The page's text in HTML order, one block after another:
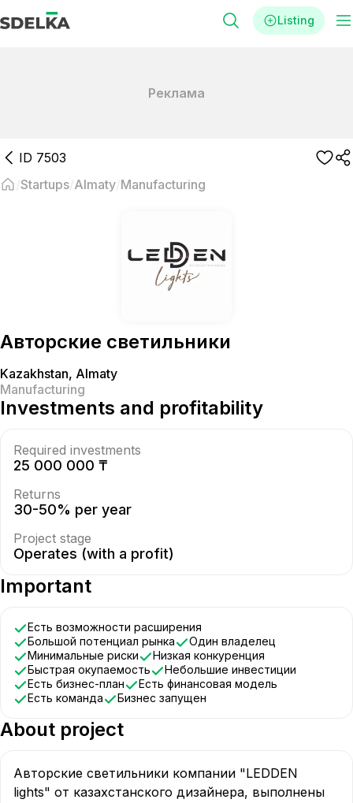
Listing
Реклама
ID 7503
Startups Almaty Manufacturing
Авторские светильники
Kazakhstan, Almaty
Manufacturing
Investments and profitability
Required investments
25 000 000 ₸
Returns
30-50% per year
Project stage
Operates (with a profit)
Important
Есть возможности расширения
Большой потенциал рынка
Один владелец
Минимальные риски
Низкая конкуренция
Быстрая окупаемость
Небольшие инвестиции
Есть бизнес-план
Есть финансовая модель
Есть команда
Бизнес запущен
About project
Авторские светильники компании "LEDDEN
lights" от казахстанского дизайнера, выполнены